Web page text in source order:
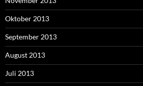
Oktober 2013
September 2013
August 2013
Juli 2013